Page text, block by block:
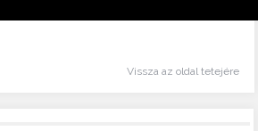
Vissza az oldal tetejére